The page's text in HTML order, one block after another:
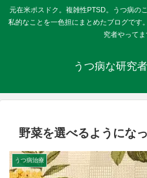
元在米ポスドク。複雑性PTSD。うつ病の
私的なことを一色担にまとめたブログです
究者やってま
うつ病な研究
野菜を選べるようにな
うつ病治療